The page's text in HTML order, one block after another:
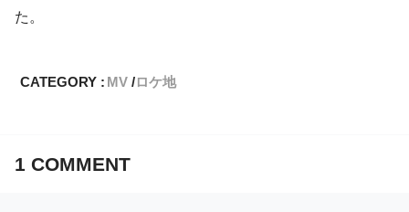
た。
CATEGORY : MV ロケ地
1 COMMENT